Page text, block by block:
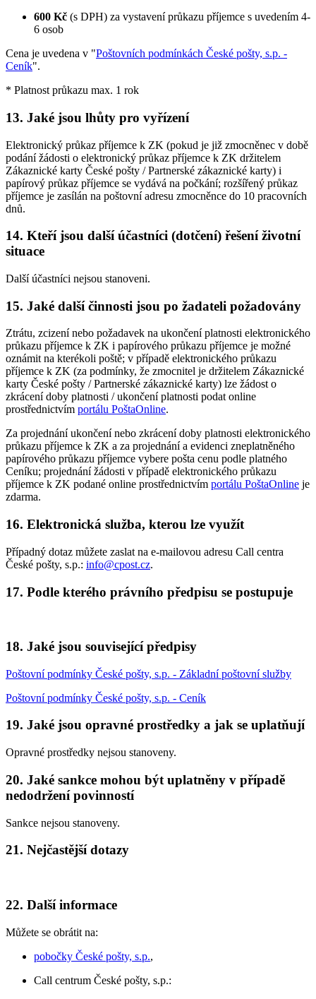
600 Kč (s DPH) za vystavení průkazu příjemce s uvedením 4-
6 osob
Cena je uvedena v "Poštovních podmínkách České pošty, s.p. -
Ceník".
* Platnost průkazu max. 1 rok
13. Jaké jsou lhůty pro vyřízení
Elektronický průkaz příjemce k ZK (pokud je již zmocněnec v době
podání žádosti o elektronický průkaz příjemce k ZK držitelem
Zákaznické karty České pošty / Partnerské zákaznické karty) i
papírový průkaz příjemce se vydává na počkání; rozšířený průkaz
příjemce je zasílán na poštovní adresu zmocněnce do 10 pracovních
dnů.
14. Kteří jsou další účastníci (dotčení) řešení životní
situace
Další účastníci nejsou stanoveni.
15. Jaké další činnosti jsou po žadateli požadovány
Ztrátu, zcizení nebo požadavek na ukončení platnosti elektronického
průkazu příjemce k ZK i papírového průkazu příjemce je možné
oznámit na kterékoli poště; v případě elektronického průkazu
příjemce k ZK (za podmínky, že zmocnitel je držitelem Zákaznické
karty České pošty / Partnerské zákaznické karty) lze žádost o
zkrácení doby platnosti / ukončení platnosti podat online
prostřednictvím portálu PoštaOnline.
Za projednání ukončení nebo zkrácení doby platnosti elektronického
průkazu příjemce k ZK a za projednání a evidenci zneplatněného
papírového průkazu příjemce vybere pošta cenu podle platného
Ceníku; projednání žádosti v případě elektronického průkazu
příjemce k ZK podané online prostřednictvím portálu PoštaOnline je
zdarma.
16. Elektronická služba, kterou lze využít
Případný dotaz můžete zaslat na e-mailovou adresu Call centra
České pošty, s.p.: info@cpost.cz.
17. Podle kterého právního předpisu se postupuje
18. Jaké jsou související předpisy
Poštovní podmínky České pošty, s.p. - Základní poštovní služby
Poštovní podmínky České pošty, s.p. - Ceník
19. Jaké jsou opravné prostředky a jak se uplatňují
Opravné prostředky nejsou stanoveny.
20. Jaké sankce mohou být uplatněny v případě
nedodržení povinností
Sankce nejsou stanoveny.
21. Nejčastější dotazy
22. Další informace
Můžete se obrátit na:
pobočky České pošty, s.p.,
Call centrum České pošty, s.p.: